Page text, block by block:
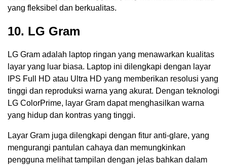
yang fleksibel dan berkualitas.
10. LG Gram
LG Gram adalah laptop ringan yang menawarkan kualitas
layar yang luar biasa. Laptop ini dilengkapi dengan layar
IPS Full HD atau Ultra HD yang memberikan resolusi yang
tinggi dan reproduksi warna yang akurat. Dengan teknologi
LG ColorPrime, layar Gram dapat menghasilkan warna
yang hidup dan kontras yang tinggi.
Layar Gram juga dilengkapi dengan fitur anti-glare, yang
mengurangi pantulan cahaya dan memungkinkan
pengguna melihat tampilan dengan jelas bahkan dalam